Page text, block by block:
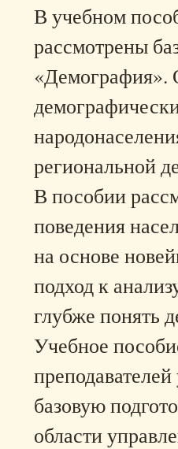
В учебном
рассмотрены
«Демография».
региональной
В пособии
поведения
на основе
подход к
глубже понять
Учебное
базовую
области